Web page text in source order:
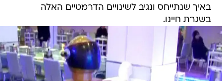
באיך שנתייחס ונגיב לשינויים הדרמטיים האלה
בשגרת חיינו.